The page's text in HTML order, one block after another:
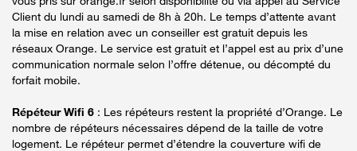
Client du lundi au samedi de 8h à 20h. Le temps d’attente avant
la mise en relation avec un conseiller est gratuit depuis les
réseaux Orange. Le service est gratuit et l’appel est au prix d’une
communication normale selon l’offre détenue, ou décompté du
forfait mobile.
Répéteur Wifi 6 : Les répéteurs restent la propriété d’Orange. Le
nombre de répéteurs nécessaires dépend de la taille de votre
logement. Le répéteur permet d’étendre la couverture wifi de